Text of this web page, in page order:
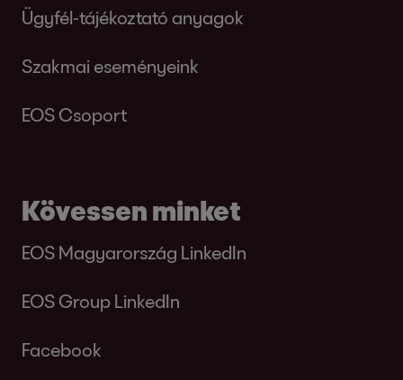
Ügyfél-tájékoztató anyagok
Szakmai eseményeink
EOS Csoport
Kövessen minket
EOS Magyarország LinkedIn
EOS Group LinkedIn
Facebook